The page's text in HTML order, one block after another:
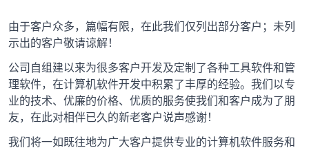
由于客户众多，篇幅有限，在此我们仅列出部分客户；未列
示出的客户敬请谅解！
公司自组建以来为很多客户开发及定制了各种工具软件和管
理软件，在计算机软件开发中积累了丰厚的经验。我们以专
业的技术、优廉的价格、优质的服务使我们和客户成为了朋
友，在此对相伴已久的新老客户说声感谢！
我们将一如既往地为广大客户提供专业的计算机软件服务和